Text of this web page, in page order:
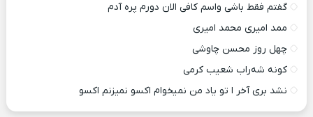
گفتم فقط باشی واسم کافی الان دورم پره آدم
ممد امیری محمد امیری
چهل روز محسن چاوشی
کونه شه‌راب شعیب کرمی
نشد بری آخر ا تو یاد من نمیخوام اکسو نمیزنم اکسو